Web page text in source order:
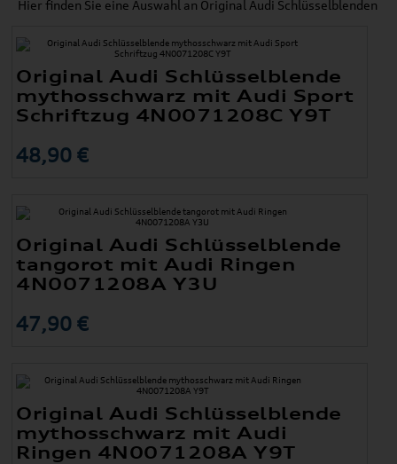
Hier finden Sie eine Auswahl an Original Audi Schlüsselblenden
Original Audi Schlüsselblende
mythosschwarz mit Audi Sport
Schriftzug 4N0071208C Y9T
48,90 €
Original Audi Schlüsselblende
tangorot mit Audi Ringen
4N0071208A Y3U
47,90 €
Original Audi Schlüsselblende
mythosschwarz mit Audi
Ringen 4N0071208A Y9T